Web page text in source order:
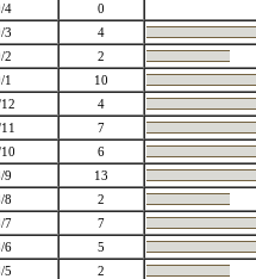
4
0
3
4
2
2
1
10
4
7
6
9
13
8
2
7
7
6
5
5
2